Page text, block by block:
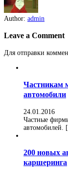
Author: admin
Leave a Comment
Для отправки
Частникам
автомобили
24.01.2016
Частные
автомобилей.
200 новых
каршеринга